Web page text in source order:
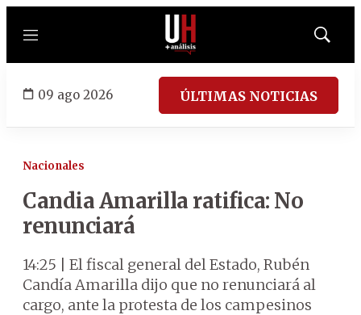
Menú
Mostrar
09 ago 2026 ÚLTIMAS NOTICIAS
Nacionales
Candia Amarilla ratifica: No
renunciará
14:25 | El fiscal general del Estado, Rubén
Candía Amarilla dijo que no renunciará al
cargo, ante la protesta de los campesinos